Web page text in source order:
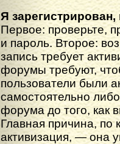
Я
Первое: проверьте,
и пароль. Второе:
запись требует
форумы требуют,
пользователи были
самостоятельно
форума до того, как
Главная причина, по
активизация, — она